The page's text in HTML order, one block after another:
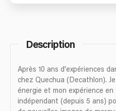
Description
Après 10 ans d'expériences
chez Quechua (Decathlon).
énergie et mon expérience
indépendant (depuis 5 ans)